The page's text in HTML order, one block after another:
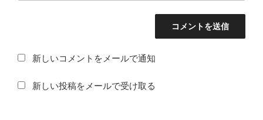
新しいコメントをメールで通知
新しい投稿をメールで受け取る